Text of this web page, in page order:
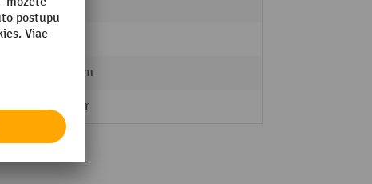
100 mm
Štartér